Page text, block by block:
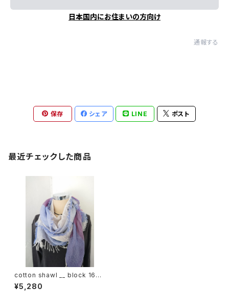
日本国内にお住まいの方向け
通報する
保存 シェア LINE ポスト
最近チェックした商品
cotton shawl __ block 160
藤花w
¥5,280